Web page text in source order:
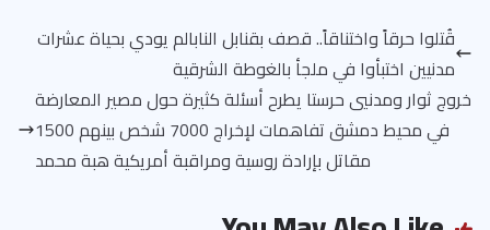
s
A
p
p
b
o
ok
a
m
ds
es
t
e
قُتلوا حرقاً واختناقاً.. قصف بقنابل النابالم يودي بحياة عشرات
مدنيين اختبأوا في ملجأ بالغوطة الشرقية
خروج ثوار ومدنيي حرستا يطرح أسئلة كثيرة حول مصير المعارضة
في محيط دمشق تفاهمات لإخراج 7000 شخص بينهم 1500
مقاتل بإرادة روسية ومراقبة أمريكية هبة محمد